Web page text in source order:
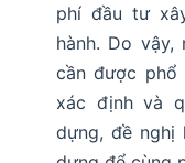
phí đầu tư
hành. Do
cần được
xác định và
dựng, đề nghị